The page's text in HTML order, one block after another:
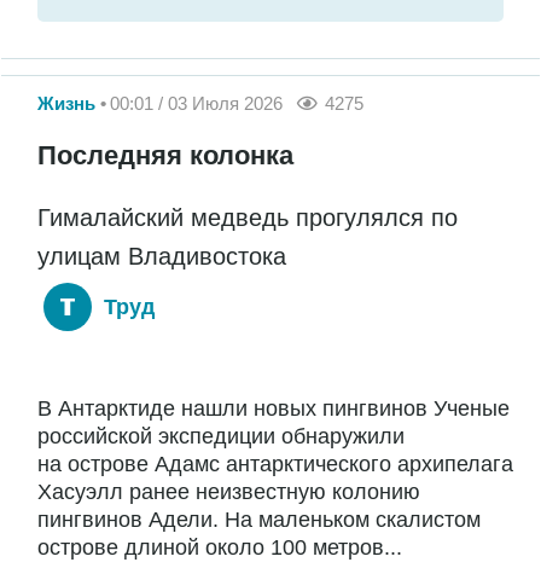
Жизнь 00:01 / 03 Июля 2026 4275
Последняя колонка
Гималайский медведь прогулялся по
улицам Владивостока
Труд
В Антарктиде нашли новых пингвинов Ученые
российской экспедиции обнаружили
на острове Адамс антарктического архипелага
Хасуэлл ранее неизвестную колонию
пингвинов Адели. На маленьком скалистом
острове длиной около 100 метров...